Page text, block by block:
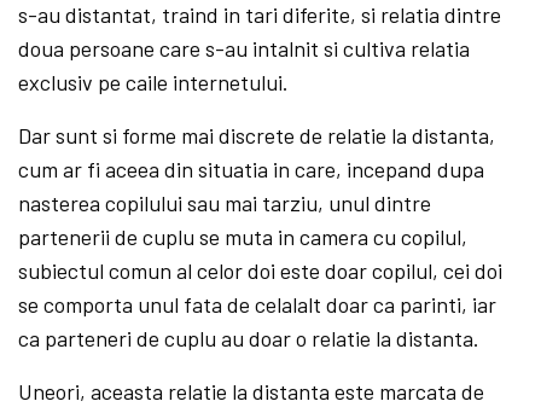
s-au distantat, traind in tari diferite, si relatia dintre
doua persoane care s-au intalnit si cultiva relatia
exclusiv pe caile internetului.
Dar sunt si forme mai discrete de relatie la distanta,
cum ar fi aceea din situatia in care, incepand dupa
nasterea copilului sau mai tarziu, unul dintre
partenerii de cuplu se muta in camera cu copilul,
subiectul comun al celor doi este doar copilul, cei doi
se comporta unul fata de celalalt doar ca parinti, iar
ca parteneri de cuplu au doar o relatie la distanta.
Uneori, aceasta relatie la distanta este marcata de